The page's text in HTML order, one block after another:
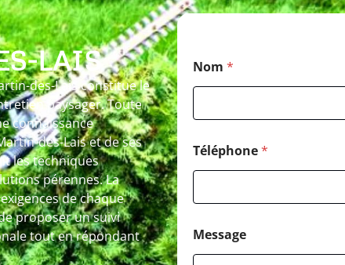
LAIS
des-Lais constitue le
paysager. Toute
connaissance
des-Lais et de ses
les techniques
pérennes. La
de chaque
proposer un suivi
tout en répondant
Nom *
Téléphone*
Message